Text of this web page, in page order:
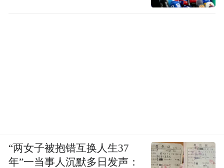
“两女子被抱错互换人生37
年”一当事人沉默多日发声：